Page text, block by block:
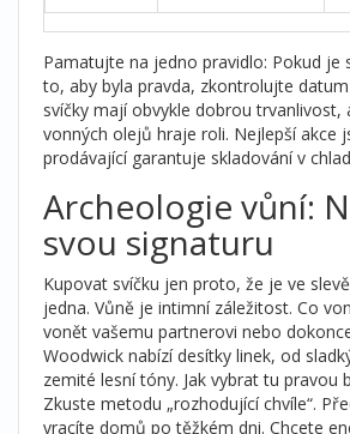
Pamatujte na jedno pravidlo: Pokud je
to, aby byla pravda, zkontrolujte
svíčky mají obvykle dobrou trvanlivost,
vonných olejů hraje roli. Nejlepší akce
prodávající garantuje skladování v
Archeologie vůní:
svou signaturu
Kupovat svíčku jen proto, že je ve
jedna. Vůně je intimní záležitost. Co
vonět vašemu partnerovi nebo
Woodwick nabízí desítky linek, od
zemité lesní tóny. Jak vybrat tu pravou
Zkuste metodu „rozhodující chvíle“.
vracíte domů po těžkém dni. Chcete